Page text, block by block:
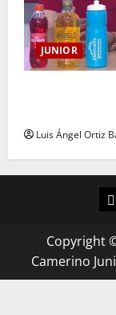
JUNIOR
Luis Ángel Ortiz
Copyright
Camerino